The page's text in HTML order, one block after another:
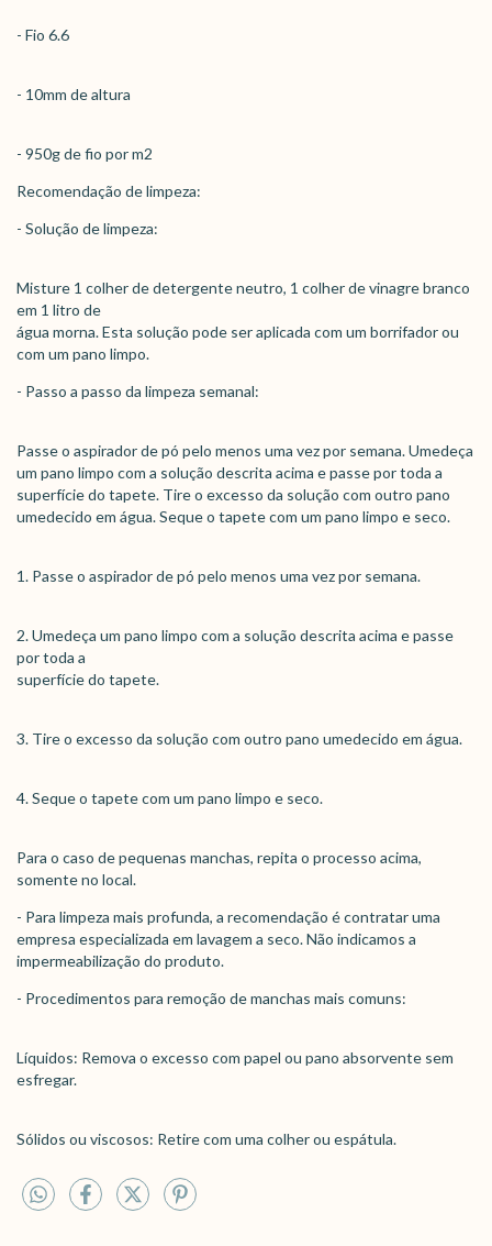
- Fio 6.6
- 10mm de altura
- 950g de fio por m2
Recomendação de limpeza:
- Solução de limpeza:
Misture 1 colher de detergente neutro, 1 colher de vinagre branco
em 1 litro de
água morna. Esta solução pode ser aplicada com um borrifador ou
com um pano limpo.
- Passo a passo da limpeza semanal:
Passe o aspirador de pó pelo menos uma vez por semana. Umedeça
um pano limpo com a solução descrita acima e passe por toda a
superfície do tapete. Tire o excesso da solução com outro pano
umedecido em água. Seque o tapete com um pano limpo e seco.
1. Passe o aspirador de pó pelo menos uma vez por semana.
2. Umedeça um pano limpo com a solução descrita acima e passe
por toda a
superfície do tapete.
3. Tire o excesso da solução com outro pano umedecido em água.
4. Seque o tapete com um pano limpo e seco.
Para o caso de pequenas manchas, repita o processo acima,
somente no local.
- Para limpeza mais profunda, a recomendação é contratar uma
empresa especializada em lavagem a seco. Não indicamos a
impermeabilização do produto.
- Procedimentos para remoção de manchas mais comuns:
Líquidos: Remova o excesso com papel ou pano absorvente sem
esfregar.
Sólidos ou viscosos: Retire com uma colher ou espátula.